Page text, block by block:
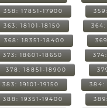
358: 17851-17900
363: 18101-18150 364:
368: 18351-18400
373: 18601-18650
378: 18851-18900
383: 19101-19150 384:
388: 19351-19400